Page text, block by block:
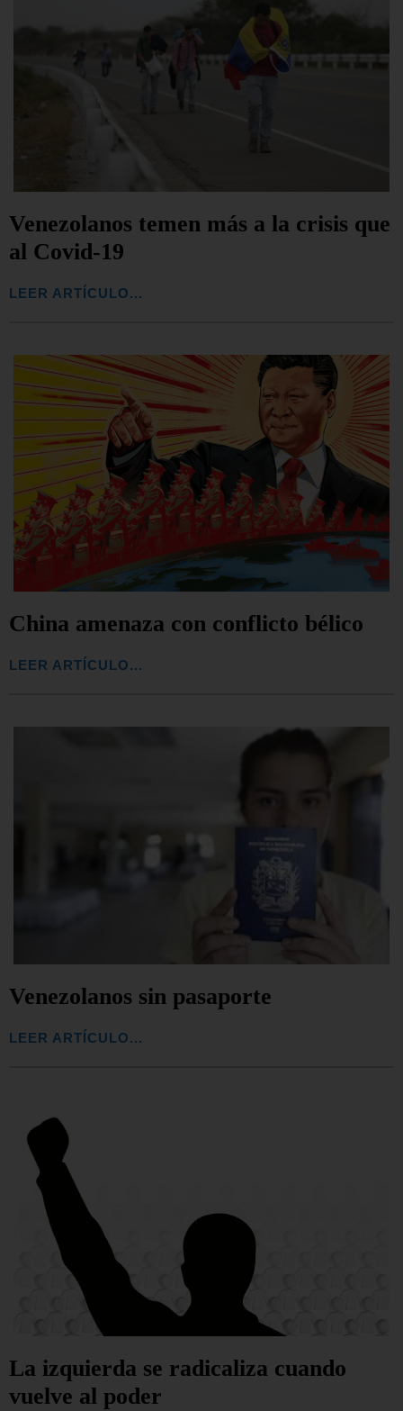
Venezolanos temen más a la crisis que
al Covid-19
LEER ARTÍCULO...
China amenaza con conflicto bélico
LEER ARTÍCULO...
Venezolanos sin pasaporte
LEER ARTÍCULO...
La izquierda se radicaliza cuando
vuelve al poder